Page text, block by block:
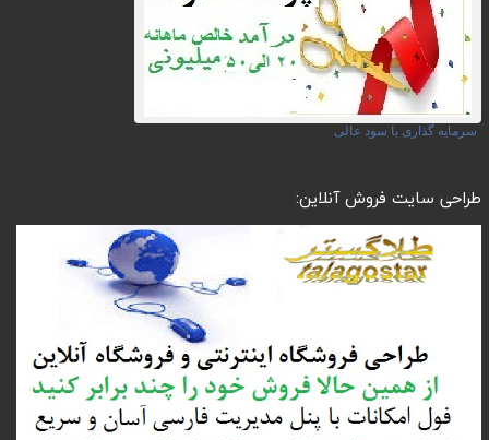
سرمایه گذاری با سود عالی
طراحی سایت فروش آنلاین: